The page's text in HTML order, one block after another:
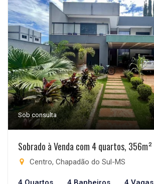
Sob consulta
Sobrado à Venda com 4 quartos, 356m²
Centro, Chapadão do Sul-MS